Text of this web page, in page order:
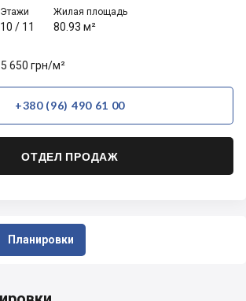
Планировки
Этажи
10 / 11
Жилая площадь
80.93 м²
650 грн/м²
+380 (96) 490 61 00
ОТДЕЛ ПРОДАЖ